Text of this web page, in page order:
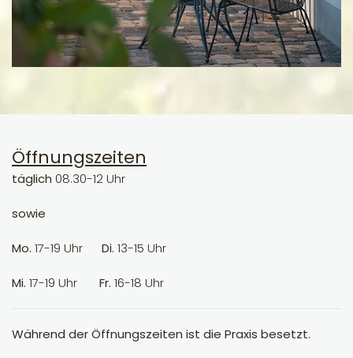
Öffnungszeiten
täglich 08.30-12 Uhr
sowie
Mo. 17-19 Uhr Di. 13-15 Uhr
Mi. 17-19 Uhr Fr. 16-18 Uhr
Während der Öffnungszeiten ist die Praxis besetzt.